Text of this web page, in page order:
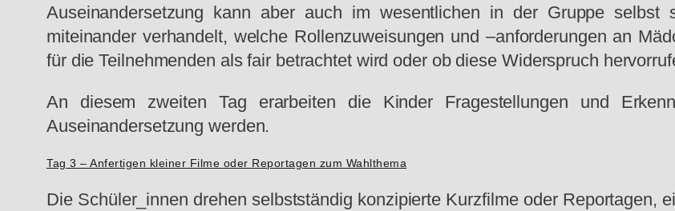
Auseinandersetzung kann aber auch im wesentlichen in der Gruppe selbst
miteinander verhandelt, welche Rollenzuweisungen und –anforderungen an
für die Teilnehmenden als fair betrachtet wird oder ob diese Widerspruch
An diesem zweiten Tag erarbeiten die Kinder Fragestellungen und
Auseinandersetzung werden.
Tag 3 – Anfertigen kleiner Filme oder Reportagen zum Wahlthema
Die Schüler_innen drehen selbstständig konzipierte Kurzfilme oder Reportagen,